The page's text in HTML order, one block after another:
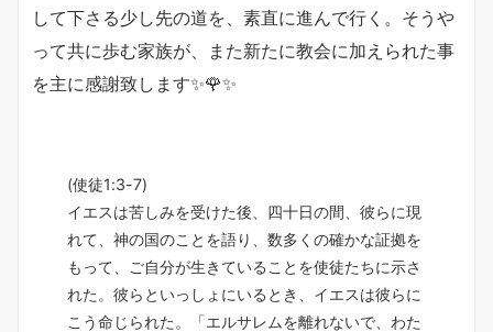
して下さる少し先の道を、素直に進んで行く。そうや
って共に歩む家族が、また新たに教会に加えられた事
を主に感謝致します✨🌹✨
(使徒1:3-7)
イエスは苦しみを受けた後、四十日の間、彼らに現
れて、神の国のことを語り、数多くの確かな証拠を
もって、ご自分が生きていることを使徒たちに示さ
れた。彼らといっしょにいるとき、イエスは彼らに
こう命じられた。「エルサレムを離れないで、わた